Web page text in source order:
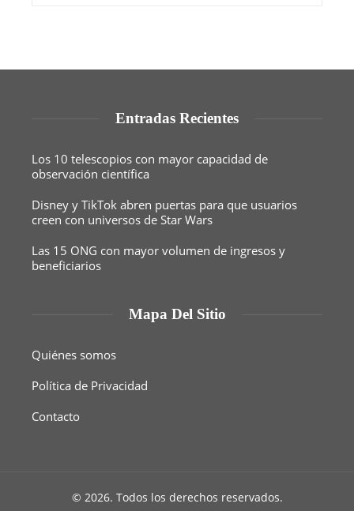
Entradas Recientes
Los 10 telescopios con mayor capacidad de
observación científica
Disney y TikTok abren puertas para que usuarios
creen con universos de Star Wars
Las 15 ONG con mayor volumen de ingresos y
beneficiarios
Mapa Del Sitio
Quiénes somos
Política de Privacidad
Contacto
© 2026. Todos los derechos reservados.